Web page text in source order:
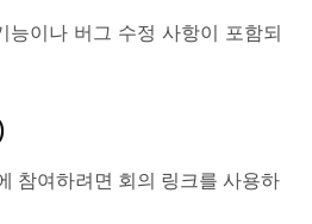
이나 버그 수정 사항이 포함되
참여하려면 회의 링크를 사용하